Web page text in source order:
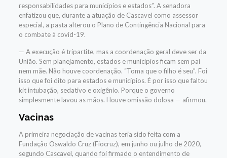
responsabilidades para municípios e estados”. A senadora
enfatizou que, durante a atuação de Cascavel como assessor
especial, a pasta alterou o Plano de Contingência Nacional para
o combate à covid-19.
— A execução é tripartite, mas a coordenação geral deve ser da
União. Sem planejamento, estados e municípios ficam sem pai
nem mãe. Não houve coordenação. “Toma que o filho é seu”. Foi
isso que foi dito para estados e municípios. É por isso que faltou
kit intubação, sedativo e oxigênio. Porque o governo
simplesmente lavou as mãos. Houve omissão dolosa — afirmou.
Vacinas
A primeira negociação de vacinas teria sido feita com a
Fundação Oswaldo Cruz (Fiocruz), em junho ou julho de 2020,
segundo Cascavel, quando foi firmado o entendimento de